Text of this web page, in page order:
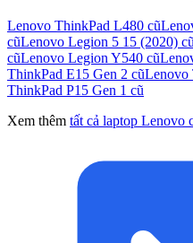
Lenovo ThinkPad L480 cũ
cũLenovo Legion 5 15 (2020) cũ
cũLenovo Legion Y540 cũ
ThinkPad E15 Gen 2 cũLenovo
ThinkPad P15 Gen 1 cũ
Xem thêm tất cả laptop Lenovo